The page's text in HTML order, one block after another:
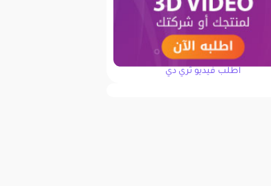
اطلب فيديو ثري دي